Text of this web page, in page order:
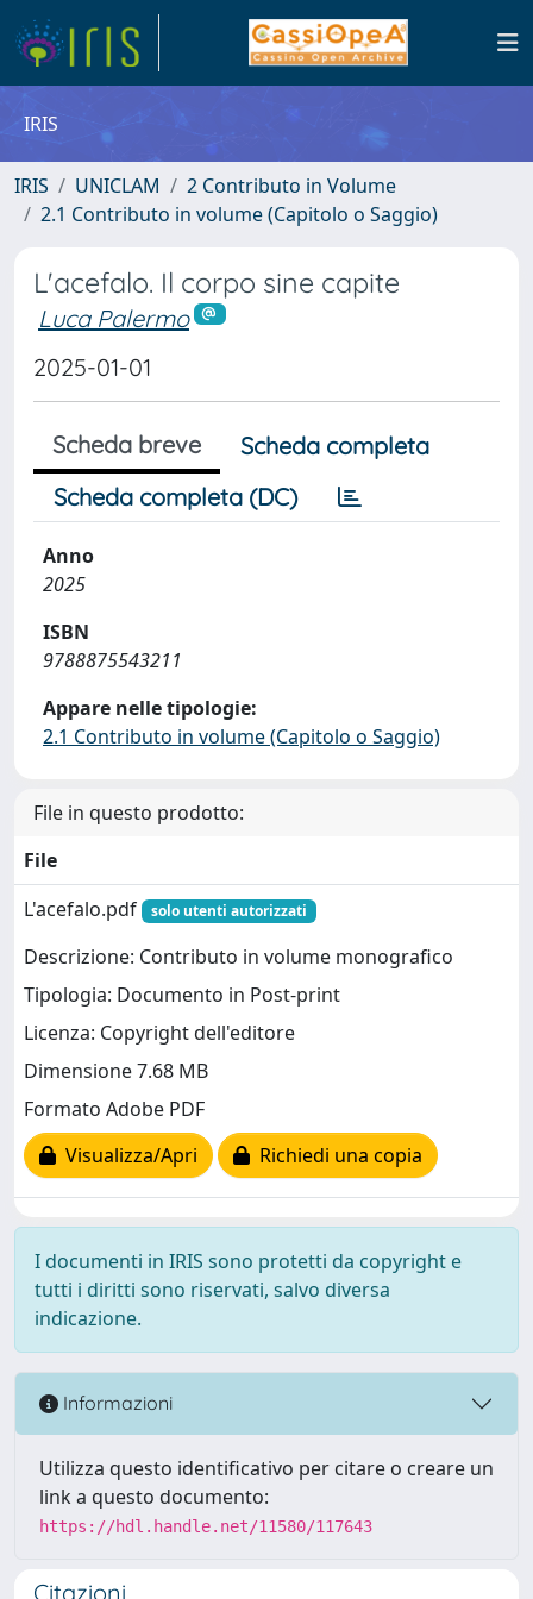
IRIS
IRIS UNICLAM
2 Contributo in Volume
2.1 Contributo in volume (Capitolo o Saggio)
L'acefalo. Il corpo sine capite
Luca Palermo
2025-01-01
Scheda breve
Scheda completa
Scheda completa (DC)
Anno
2025
ISBN
9788875543211
Appare nelle tipologie:
2.1 Contributo in volume (Capitolo o Saggio)
File in questo prodotto:
File
L'acefalo.pdf
solo utenti autorizzati
Descrizione: Contributo in volume monografico
Tipologia: Documento in Post-print
Licenza: Copyright dell'editore
Dimensione 7.68 MB
Formato Adobe PDF
Visualizza/Apri
Richiedi una copia
I documenti in IRIS sono protetti da copyright e
tutti i diritti sono riservati, salvo diversa
indicazione.
Informazioni
Utilizza questo identificativo per citare o creare un
link a questo documento:
https://hdl.handle.net/11580/117643
Citazioni